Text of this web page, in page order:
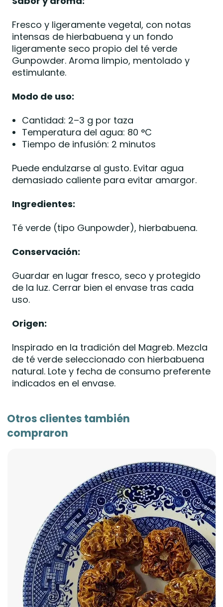
Fresco y ligeramente vegetal, con notas
intensas de hierbabuena y un fondo
ligeramente seco propio del té verde
Gunpowder. Aroma limpio, mentolado y
estimulante.
Modo de uso:
Cantidad: 2–3 g por taza
Temperatura del agua: 80 °C
Tiempo de infusión: 2 minutos
Puede endulzarse al gusto. Evitar agua
demasiado caliente para evitar amargor.
Ingredientes:
Té verde (tipo Gunpowder), hierbabuena.
Conservación:
Guardar en lugar fresco, seco y protegido
de la luz. Cerrar bien el envase tras cada
uso.
Origen:
Inspirado en la tradición del Magreb. Mezcla
de té verde seleccionado con hierbabuena
natural. Lote y fecha de consumo preferente
indicados en el envase.
Otros clientes también
compraron